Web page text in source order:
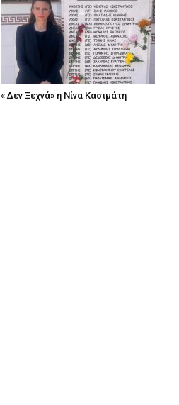
« Δεν Ξεχνά» η Νίνα Κασιμάτη